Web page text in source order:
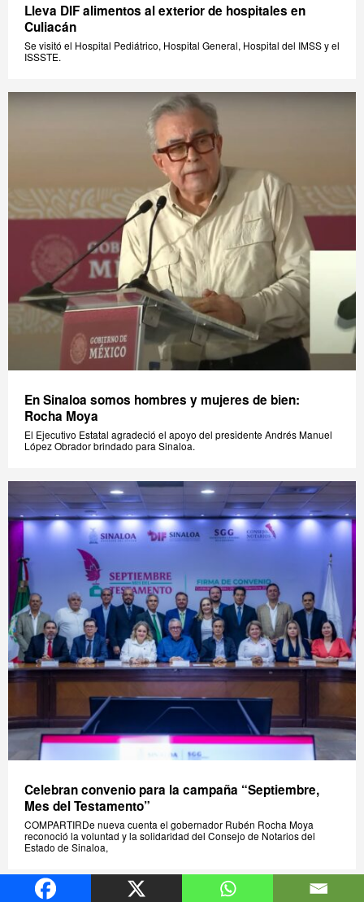
Lleva DIF alimentos al exterior de hospitales en
Culiacán
Se visitó el Hospital Pediátrico, Hospital General, Hospital del IMSS y el
ISSSTE.
En Sinaloa somos hombres y mujeres de bien:
Rocha Moya
El Ejecutivo Estatal agradeció el apoyo del presidente Andrés Manuel
López Obrador brindado para Sinaloa.
Celebran convenio para la campaña “Septiembre,
Mes del Testamento”
COMPARTIRDe nueva cuenta el gobernador Rubén Rocha Moya
reconoció la voluntad y la solidaridad del Consejo de Notarios del
Estado de Sinaloa,